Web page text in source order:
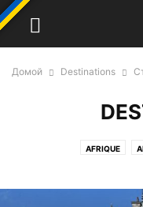
Домой Destinations
AFRIQUE